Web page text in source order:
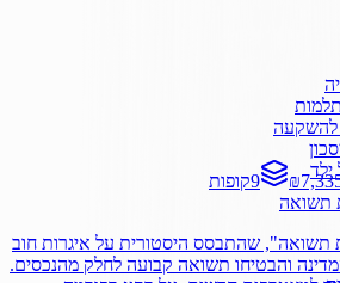
9קופות
תשואה
תשואה", שהתבסס היסטורית על איגרות חוב
והבטיחו תשואה קבועה לחלק מהנכסים.
להשקעה
ילד